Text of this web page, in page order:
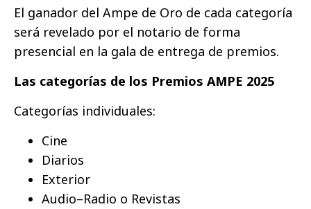
El ganador del Ampe de Oro de cada categoría
será revelado por el notario de forma
presencial en la gala de entrega de premios.
Las categorías de los Premios AMPE 2025
Categorías individuales:
Cine
Diarios
Exterior
Audio–Radio o Revistas